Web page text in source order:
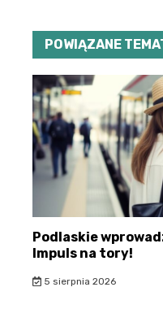
POWIĄZANE
Podlaskie
Impuls na tory!
5 sierpnia 2026